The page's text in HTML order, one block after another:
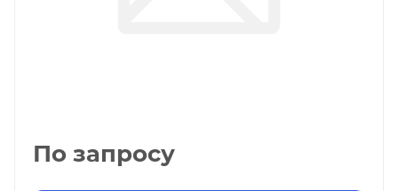
По запросу